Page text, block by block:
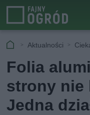
Aktualności
Folia
strony nie
Jedna